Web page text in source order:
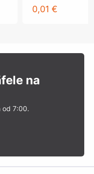
0,01 €
na
od 7:00.